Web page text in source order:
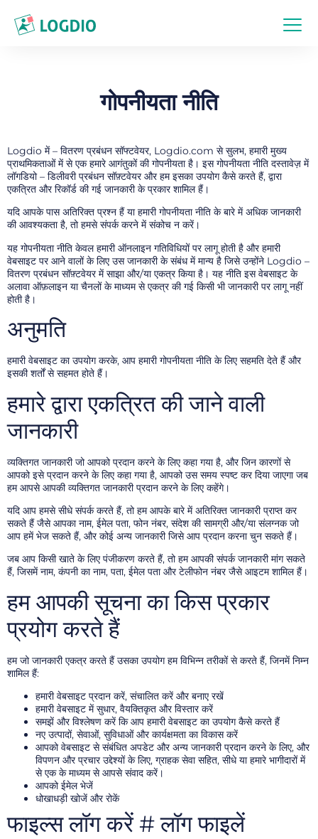
गोपनीयता नीति
Logdio में – वितरण प्रबंधन सॉफ्टवेयर, Logdio.com से सुलभ, हमारी मुख्य
प्राथमिकताओं में से एक हमारे आगंतुकों की गोपनीयता है। इस गोपनीयता नीति दस्तावेज़ में
लॉगडियो – डिलीवरी प्रबंधन सॉफ़्टवेयर और हम इसका उपयोग कैसे करते हैं, द्वारा
एकत्रित और रिकॉर्ड की गई जानकारी के प्रकार शामिल हैं।
यदि आपके पास अतिरिक्त प्रश्न हैं या हमारी गोपनीयता नीति के बारे में अधिक जानकारी
की आवश्यकता है, तो हमसे संपर्क करने में संकोच न करें।
यह गोपनीयता नीति केवल हमारी ऑनलाइन गतिविधियों पर लागू होती है और हमारी
वेबसाइट पर आने वालों के लिए उस जानकारी के संबंध में मान्य है जिसे उन्होंने Logdio –
वितरण प्रबंधन सॉफ़्टवेयर में साझा और/या एकत्र किया है। यह नीति इस वेबसाइट के
अलावा ऑफ़लाइन या चैनलों के माध्यम से एकत्र की गई किसी भी जानकारी पर लागू नहीं
होती है।
अनुमति
हमारी वेबसाइट का उपयोग करके, आप हमारी गोपनीयता नीति के लिए सहमति देते हैं और
इसकी शर्तों से सहमत होते हैं।
हमारे द्वारा एकत्रित की जाने वाली
जानकारी
व्यक्तिगत जानकारी जो आपको प्रदान करने के लिए कहा गया है, और जिन कारणों से
आपको इसे प्रदान करने के लिए कहा गया है, आपको उस समय स्पष्ट कर दिया जाएगा जब
हम आपसे आपकी व्यक्तिगत जानकारी प्रदान करने के लिए कहेंगे।
यदि आप हमसे सीधे संपर्क करते हैं, तो हम आपके बारे में अतिरिक्त जानकारी प्राप्त कर
सकते हैं जैसे आपका नाम, ईमेल पता, फोन नंबर, संदेश की सामग्री और/या संलग्नक जो
आप हमें भेज सकते हैं, और कोई अन्य जानकारी जिसे आप प्रदान करना चुन सकते हैं।
जब आप किसी खाते के लिए पंजीकरण करते हैं, तो हम आपकी संपर्क जानकारी मांग सकते
हैं, जिसमें नाम, कंपनी का नाम, पता, ईमेल पता और टेलीफोन नंबर जैसे आइटम शामिल हैं।
हम आपकी सूचना का किस प्रकार
प्रयोग करते हैं
हम जो जानकारी एकत्र करते हैं उसका उपयोग हम विभिन्न तरीकों से करते हैं, जिनमें निम्न
शामिल हैं:
हमारी वेबसाइट प्रदान करें, संचालित करें और बनाए रखें
हमारी वेबसाइट में सुधार, वैयक्तिकृत और विस्तार करें
समझें और विश्लेषण करें कि आप हमारी वेबसाइट का उपयोग कैसे करते हैं
नए उत्पादों, सेवाओं, सुविधाओं और कार्यक्षमता का विकास करें
आपको वेबसाइट से संबंधित अपडेट और अन्य जानकारी प्रदान करने के लिए, और
विपणन और प्रचार उद्देश्यों के लिए, ग्राहक सेवा सहित, सीधे या हमारे भागीदारों में
से एक के माध्यम से आपसे संवाद करें।
आपको ईमेल भेजें
धोखाधड़ी खोजें और रोकें
फाइल्स लॉग करें # लॉग फाइलें